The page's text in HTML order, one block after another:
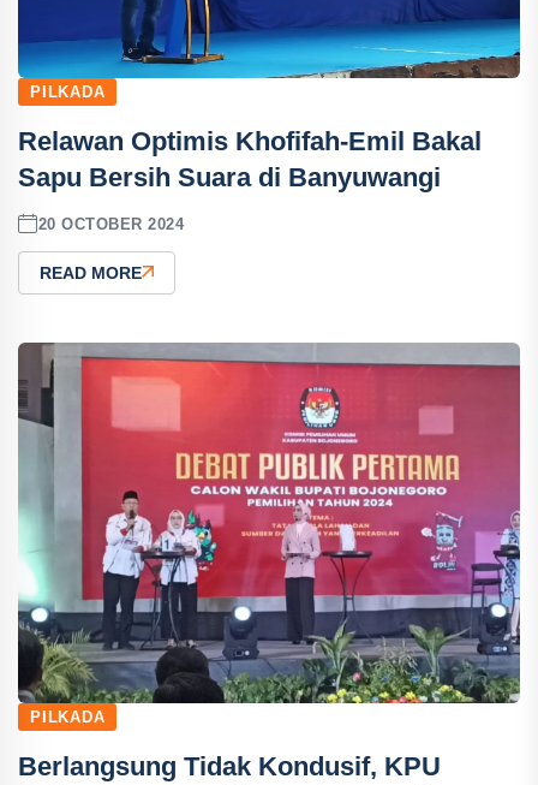
PILKADA
Relawan Optimis Khofifah-Emil Bakal
Sapu Bersih Suara di Banyuwangi
20 OCTOBER 2024
READ MORE
PILKADA
Berlangsung Tidak Kondusif, KPU